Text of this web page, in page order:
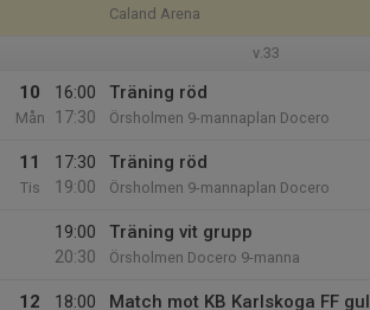
Caland Arena
v.33
10
Mån
16:00
17:30
Träning röd
Örsholmen 9-mannaplan Docero
11
Tis
17:30
19:00
Träning röd
Örsholmen 9-mannaplan Docero
19:00
20:30
Träning vit grupp
Örsholmen Docero 9-manna
12
18:00
Match mot KB Karlskoga FF gul